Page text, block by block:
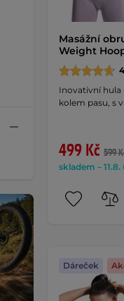
Masážní
Weight
Inovativní
kolem pasu, s
499 Kč 599
skladem – 11.8.
Dáreček